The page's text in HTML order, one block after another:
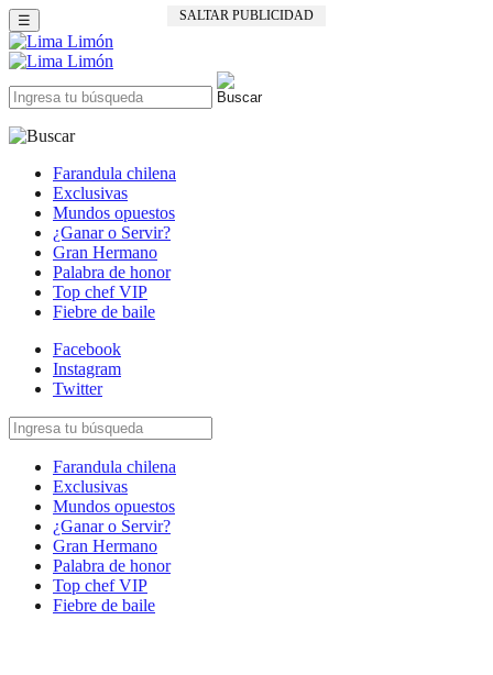
SALTAR PUBLICIDAD
☰
Farandula chilena
Exclusivas
Mundos opuestos
¿Ganar o Servir?
Gran Hermano
Palabra de honor
Top chef VIP
Fiebre de baile
Facebook
Instagram
Twitter
Farandula chilena
Exclusivas
Mundos opuestos
¿Ganar o Servir?
Gran Hermano
Palabra de honor
Top chef VIP
Fiebre de baile